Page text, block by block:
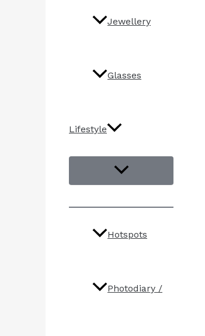
Jewellery
Glasses
Lifestyle
Hotspots
Photodiary /